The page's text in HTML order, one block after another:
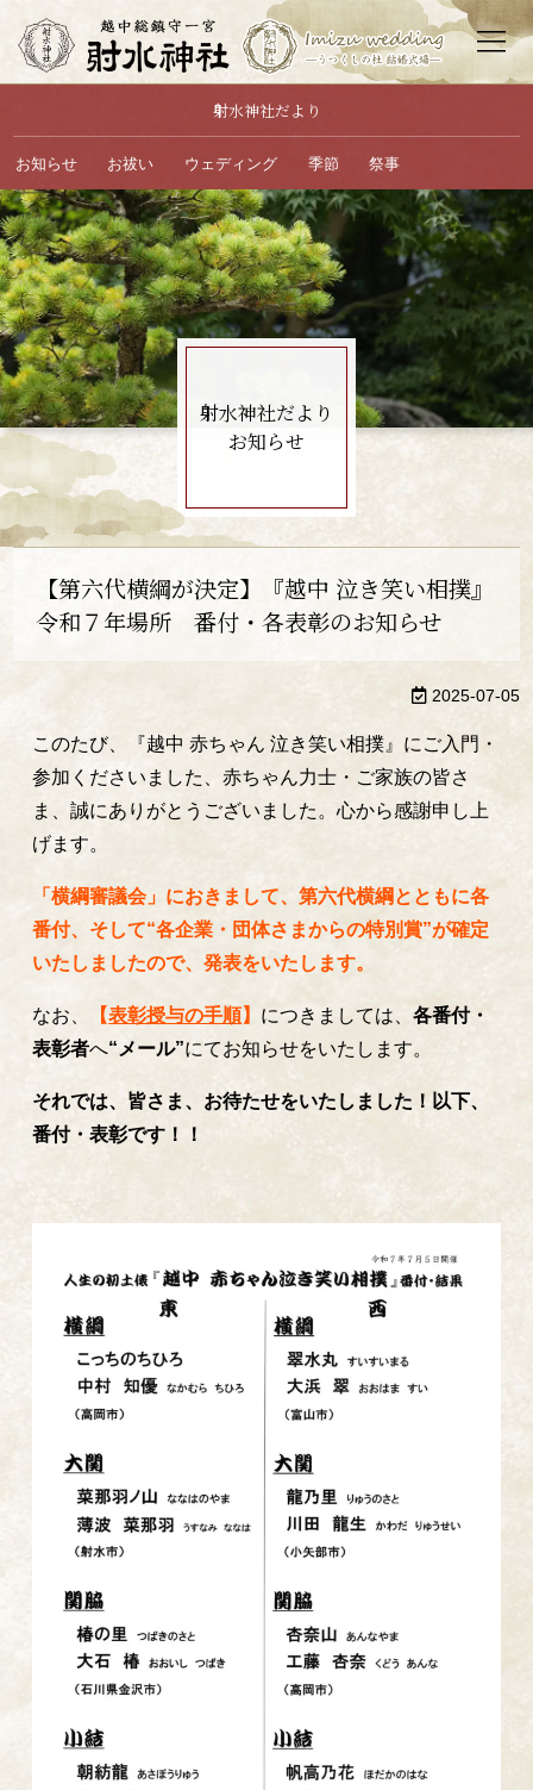
祭りと年中行事
ご祈願・お祓い お神札・お守り
結婚式・披露宴 散策・見どころ
参拝・アクセス お問い合わせ
お知らせ サイトマップ
社務所へTEL
射水神社だより
お知らせ お祓い ウェディング 季節 祭事
射水神社だより
お知らせ
【第六代横綱が決定】『越中 泣き笑い相撲』
令和７年場所 番付・各表彰のお知らせ
2025-07-05
このたび、『越中 赤ちゃん 泣き笑い相撲』にご入門・
参加くださいました、赤ちゃん力士・ご家族の皆さ
ま、誠にありがとうございました。心から感謝申し上
げます。
「横綱審議会」におきまして、第六代横綱とともに各
番付、そして“各企業・団体さまからの特別賞”が確定
いたしましたので、発表をいたします。
なお、 【表彰授与の手順】 につきましては、各番付・
表彰者へ“メール”にてお知らせをいたします。
それでは、皆さま、お待たせをいたしました！以下、
番付・表彰です！！